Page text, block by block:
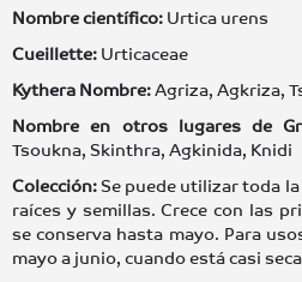
Nombre científico: Urtica urens
Cueillette: Urticaceae
Kythera Nombre:Agriza, Agkriza,
Nombre en otros lugares de
Tsoukna, Skinthra, Agkinida, Knidi
Colección: Se puede utilizar toda
raíces y semillas. Crece con las
se conserva hasta mayo. Para
mayo a junio, cuando está casi